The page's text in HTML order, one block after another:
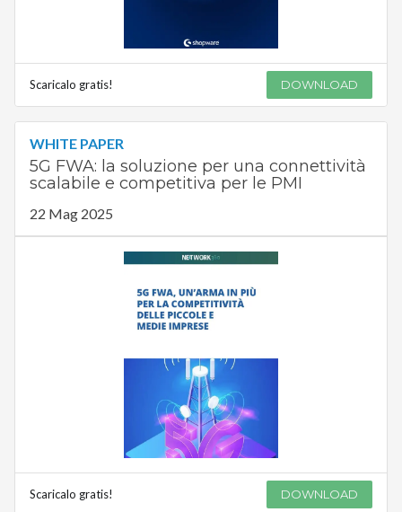
Scaricalo gratis! DOWNLOAD
WHITE PAPER
5G FWA: la soluzione per una connettività
scalabile e competitiva per le PMI
22 Mag 2025
Scaricalo gratis! DOWNLOAD